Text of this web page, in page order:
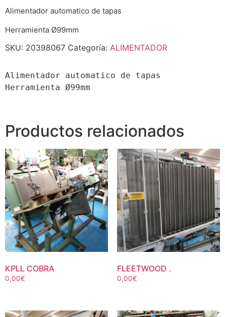
Alimentador automatico de tapas
Herramienta Ø99mm
SKU: 20398067 Categoría: ALIMENTADOR
Alimentador automatico de tapas
Herramienta Ø99mm
Productos relacionados
KPLL COBRA
0,00€
FLEETWOOD .
0,00€